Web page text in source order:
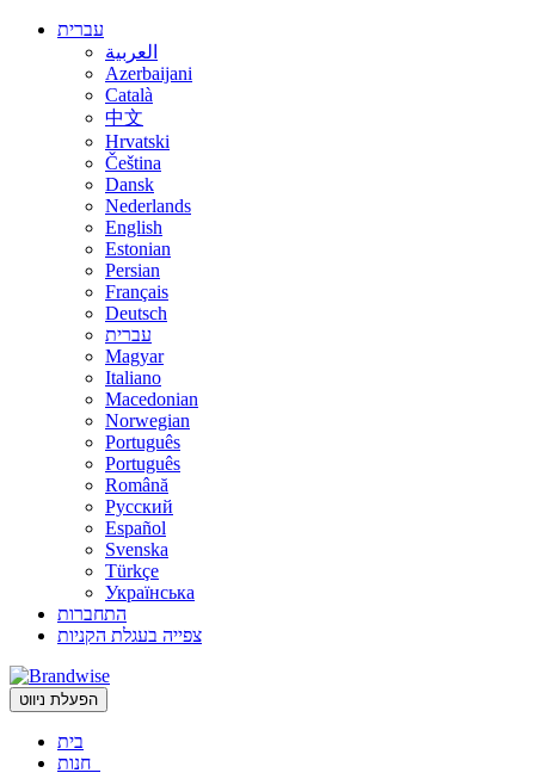
עברית
العربية
Azerbaijani
Català
中文
Hrvatski
Čeština
Dansk
Nederlands
English
Estonian
Persian
Français
Deutsch
עברית
Magyar
Italiano
Macedonian
Norwegian
Português
Português
Română
Русский
Español
Svenska
Türkçe
Українська
התחברות
צפייה בעגלת הקניות
הפעלת ניווט
בית